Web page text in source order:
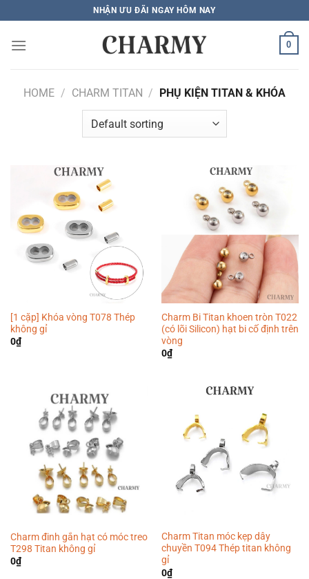
qua
nội
NHẬN ƯU ĐÃI NGAY HÔM NAY
0
HOME / CHARM TITAN / PHỤ KIỆN TITAN & KHÓA
[1 cặp] Khóa vòng T078 Thép
không gỉ
0₫
Charm Bi Titan khoen tròn T022
(có lõi Silicon) hạt bi cố định trên
vòng
0₫
Charm đinh gắn hạt có móc treo
T298 Titan không gỉ
0₫
Charm Titan móc kẹp dây
chuyền T094 Thép titan không
gỉ
0₫